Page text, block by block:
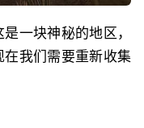
一块神秘的地区，
我们需要重新收集